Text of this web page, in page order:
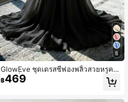
8
GlowEve ชุดเดรสชีฟองพลิ้วสวยหรูคอ
ลเลกชั่นใหม่สำหรับฤดูใบไม้ผลิ/ฤดูร้อน
สำหรับผู้หญิง
฿469